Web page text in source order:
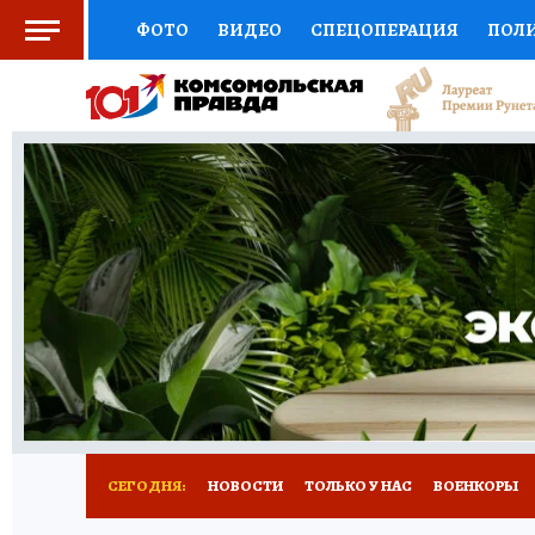
ФОТО ВИДЕО СПЕЦОПЕРАЦИЯ
СОЦПОДДЕРЖКА НАУКА СПОРТ
ВЫБОР ЭКСПЕРТОВ ДОКТОР
КНИЖНАЯ ПОЛКА ПРОГНОЗЫ НА СПОРТ
ПРЕСС-ЦЕНТР НЕДВИЖИМОСТЬ
РАДИО КП РЕКЛАМА ТЕСТЫ НОВОЕ
СЕГОДНЯ: НОВОСТИ ТОЛЬКО У НАС ВОЕНКОРЫ